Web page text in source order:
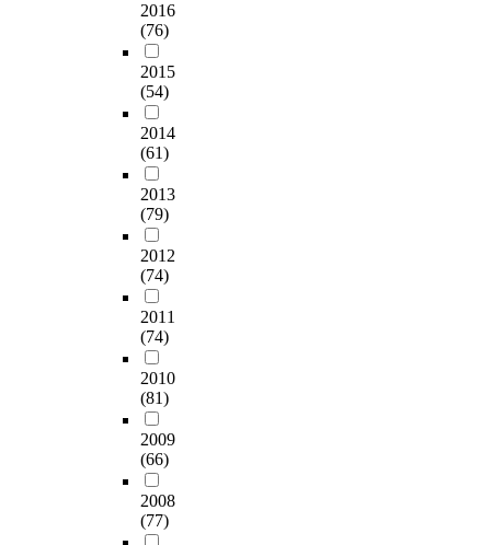
2016
(76)
2015
(54)
2014
(61)
2013
(79)
2012
(74)
2011
(74)
2010
(81)
2009
(66)
2008
(77)